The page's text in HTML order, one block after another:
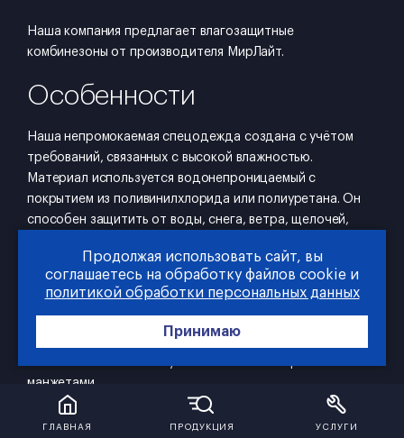
ГЛАВНАЯ ПРОДУКЦИЯ УСЛУГИ
Наша компания предлагает влагозащитные
комбинезоны от производителя МирЛайт.
Особенности
Наша непромокаемая спецодежда создана с учётом
требований, связанных с высокой влажностью.
Материал используется водонепроницаемый с
покрытием из поливинилхлорида или полиуретана. Он
способен защитить от воды, снега, ветра, щелочей,
Для большей герметичности швы комбинезона
обработаны специальным методом – сварка
предусматриваются фиксирующие кулиски. Карманы
манжетами.
Продолжая использовать сайт, вы
соглашаетесь на обработку файлов cookie и
политикой обработки персональных данных
Принимаю